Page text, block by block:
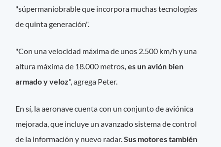
"súpermaniobrable que incorpora muchas tecnologías
de quinta generación".
"Con una velocidad máxima de unos 2.500 km/h y una
altura máxima de 18.000 metros, es un avión bien
armado y veloz", agrega Peter.
En sí, la aeronave cuenta con un conjunto de aviónica
mejorada, que incluye un avanzado sistema de control
de la información y nuevo radar.Sus motores también